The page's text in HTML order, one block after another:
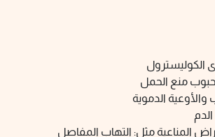
الكوليسترول
منع الحمل
الدموية
المناعية مثل: التهاب المفاصل